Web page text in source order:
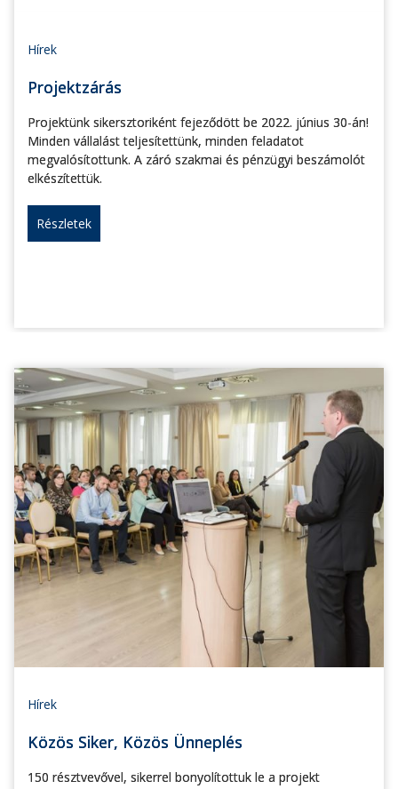
Hírek
Projektzárás
Projektünk sikersztoriként fejeződött be 2022. június 30-án!
Minden vállalást teljesítettünk, minden feladatot
megvalósítottunk. A záró szakmai és pénzügyi beszámolót
elkészítettük.
Részletek
Hírek
Közös Siker, Közös Ünneplés
150 résztvevővel, sikerrel bonyolítottuk le a projekt